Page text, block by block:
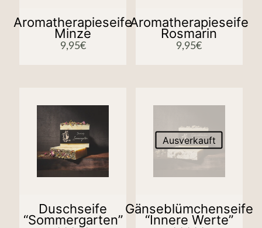
Aromatherapieseife
Minze
9,95€
Aromatherapieseife
Rosmarin
9,95€
Duschseife
“Sommergarten”
Ausverkauft
Gänseblümchenseife
“Innere Werte”